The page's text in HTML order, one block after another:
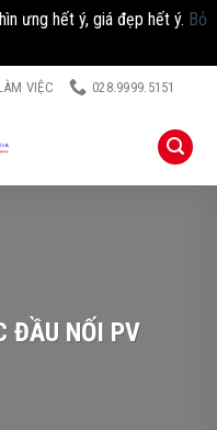
ưng hết ý, giá đẹp hết ý. Bỏ
VIỆC 028.9999.5151
ĐẦU NỐI PV